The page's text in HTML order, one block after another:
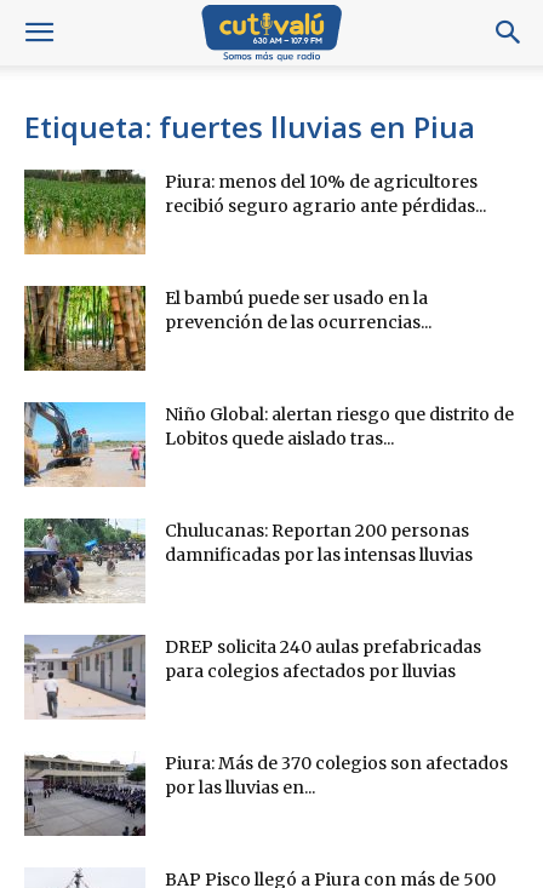
Etiqueta: fuertes lluvias en Piua
Piura: menos del 10% de agricultores
recibió seguro agrario ante pérdidas...
El bambú puede ser usado en la
prevención de las ocurrencias...
Niño Global: alertan riesgo que distrito de
Lobitos quede aislado tras...
Chulucanas: Reportan 200 personas
damnificadas por las intensas lluvias
DREP solicita 240 aulas prefabricadas
para colegios afectados por lluvias
Piura: Más de 370 colegios son afectados
por las lluvias en...
BAP Pisco llegó a Piura con más de 500